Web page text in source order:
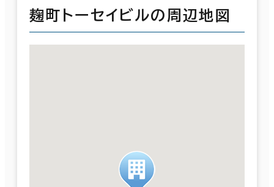
麹町トーセイビルの周辺地図